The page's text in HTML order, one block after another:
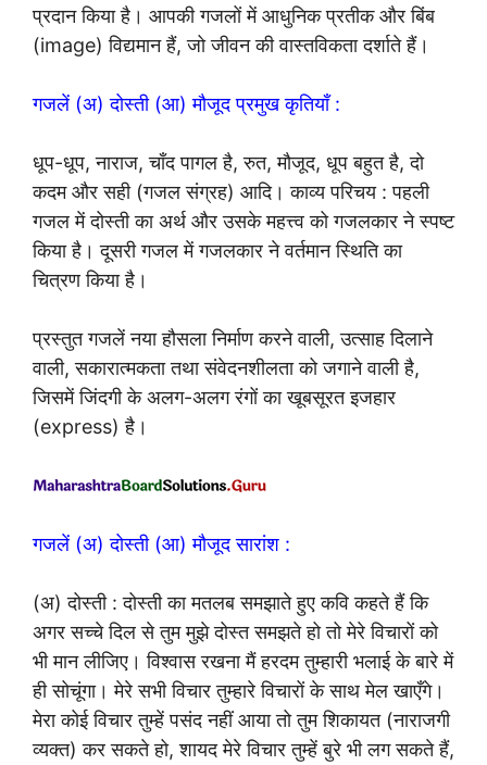
प्रदान किया है। आपकी गजलों में आधुनिक प्रतीक और बिंब
(image) विद्यमान हैं, जो जीवन की वास्तविकता दर्शाते हैं।
गजलें (अ) दोस्ती (आ) मौजूद प्रमुख कृतियाँ :
धूप-धूप, नाराज, चाँद पागल है, रुत, मौजूद, धूप बहुत है, दो
कदम और सही (गजल संग्रह) आदि। काव्य परिचय : पहली
गजल में दोस्ती का अर्थ और उसके महत्त्व को गजलकार ने स्पष्ट
किया है। दूसरी गजल में गजलकार ने वर्तमान स्थिति का
चित्रण किया है।
प्रस्तुत गजलें नया हौसला निर्माण करने वाली, उत्साह दिलाने
वाली, सकारात्मकता तथा संवेदनशीलता को जगाने वाली है,
जिसमें जिंदगी के अलग-अलग रंगों का खूबसूरत इजहार
(express) है।
गजलें (अ) दोस्ती (आ) मौजूद सारांश :
(अ) दोस्ती : दोस्ती का मतलब समझाते हुए कवि कहते हैं कि
अगर सच्चे दिल से तुम मुझे दोस्त समझते हो तो मेरे विचारों को
भी मान लीजिए। विश्वास रखना मैं हरदम तुम्हारी भलाई के बारे में
ही सोचूंगा। मेरे सभी विचार तुम्हारे विचारों के साथ मेल खाएँगे।
मेरा कोई विचार तुम्हें पसंद नहीं आया तो तुम शिकायत (नाराजगी
व्यक्त) कर सकते हो, शायद मेरे विचार तुम्हें बुरे भी लग सकते हैं,